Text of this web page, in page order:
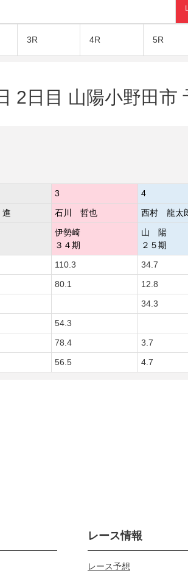
3R 4R 5R
2日目 山陽小野田市
3 4
石川 哲也 西村 龍太
伊勢崎
３４期
山 陽
２５期
110.3 34.7
80.1 12.8
34.3
54.3
78.4 3.7
56.5 4.7
レース情報
レース予想